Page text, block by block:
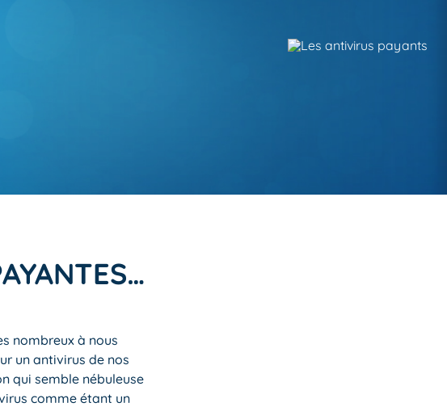
nombreux à nous
un antivirus de nos
qui semble nébuleuse
comme étant un